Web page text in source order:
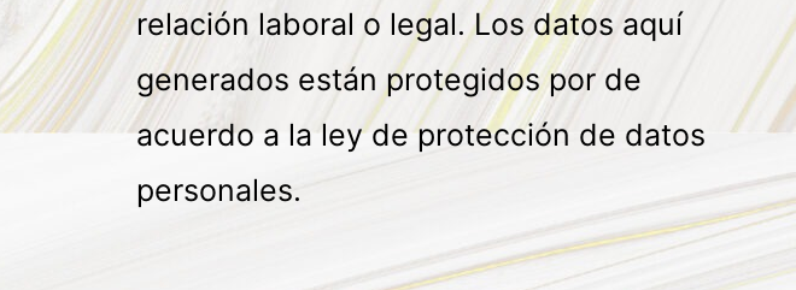
relación laboral o legal. Los datos aquí
generados están protegidos por de
acuerdo a la ley de protección de datos
personales.